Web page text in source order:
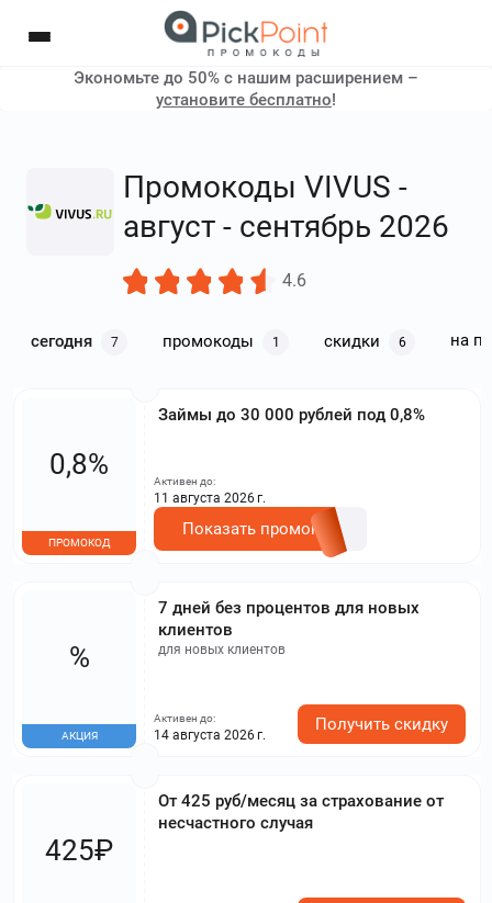
Экономьте до 50% с нашим расширением –
установите бесплатно!
Промокоды VIVUS -
август - сентябрь 2026
4.6
сегодня 7 промокоды 1 скидки 6 на
Займы до 30 000 рублей под 0,8%
0,8%
ПРОМОКОД
Активен до:
11 августа 2026 г.
Показать промокод
7 дней без процентов для новых
клиентов
для новых клиентов
%
АКЦИЯ
Активен до:
14 августа 2026 г.
Получить скидку
От 425 руб/месяц за страхование от
несчастного случая
425₽